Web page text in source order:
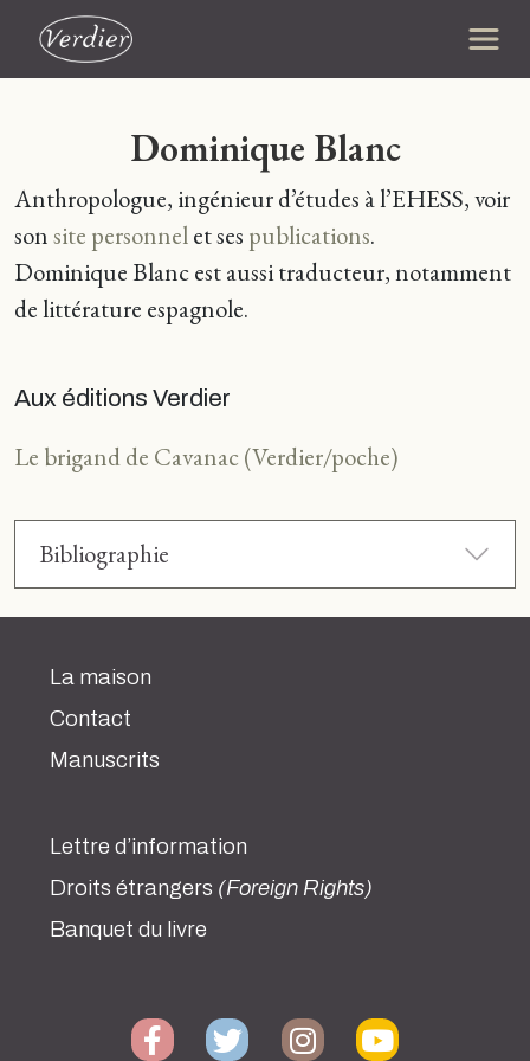
Dominique Blanc
Anthropologue, ingénieur d’études à l’EHESS, voir
sonsite personnelet ses publications.
Dominique Blanc est aussi traducteur, notamment
de littérature espagnole.
Aux éditions Verdier
Le brigand de Cavanac (Verdier/poche)
Bibliographie
La maison
Contact
Manuscrits
Lettre d’information
Droits étrangers (Foreign Rights)
Banquet du livre